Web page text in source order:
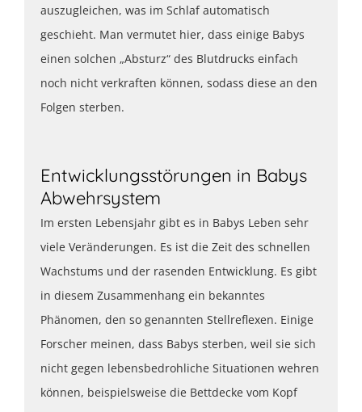
auszugleichen, was im Schlaf automatisch
geschieht. Man vermutet hier, dass einige Babys
einen solchen „Absturz“ des Blutdrucks einfach
noch nicht verkraften können, sodass diese an den
Folgen sterben.
Entwicklungsstörungen in Babys
Abwehrsystem
Im ersten Lebensjahr gibt es in Babys Leben sehr
viele Veränderungen. Es ist die Zeit des schnellen
Wachstums und der rasenden Entwicklung. Es gibt
in diesem Zusammenhang ein bekanntes
Phänomen, den so genannten Stellreflexen. Einige
Forscher meinen, dass Babys sterben, weil sie sich
nicht gegen lebensbedrohliche Situationen wehren
können, beispielsweise die Bettdecke vom Kopf